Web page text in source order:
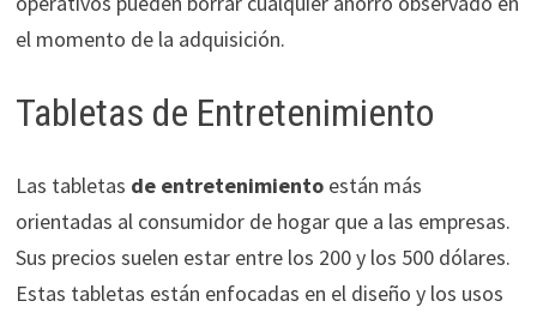
el momento de la adquisición.
Tabletas de Entretenimiento
Las tabletas de entretenimientoestán más
orientadas al consumidor de hogar que a las empresas.
Sus precios suelen estar entre los 200 y los 500 dólares.
Estas tabletas están enfocadas en el diseño y los usos